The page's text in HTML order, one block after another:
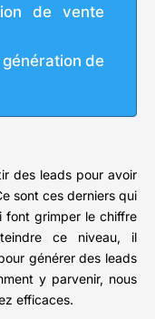
de vente
de
des leads pour avoir
sont ces derniers qui
font grimper le chiffre
ce niveau, il
générer des leads
y parvenir, nous
efficaces.